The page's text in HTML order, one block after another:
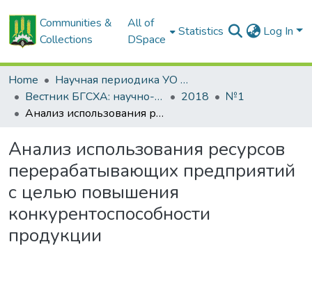
Communities &
Collections
All of
DSpace
Statistics Log In
Home
Научная периодика УО БГСХА
Вестник БГСХА: научно-методический журнал Белорусской государственной сельскохозяйственной академии
2018
№1
Анализ использования ресурсов перерабатывающих предприятий с целью повышения конкурентоспособности продукции
Анализ использования ресурсов
перерабатывающих предприятий
с целью повышения
конкурентоспособности
продукции